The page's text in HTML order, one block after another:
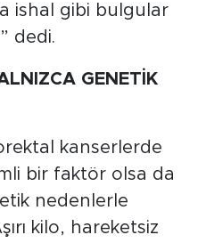
ishal gibi bulgular
dedi.
GENETİK
kanserlerde
bir faktör olsa da
nedenlerle
kilo, hareketsiz